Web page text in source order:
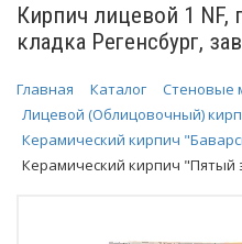
Кирпич лицевой 1 NF,
кладка Регенсбург,
Главная Каталог
Стеновые
Лицевой (Облицовочный)
Керамический кирпич
Керамический кирпич "Пятый